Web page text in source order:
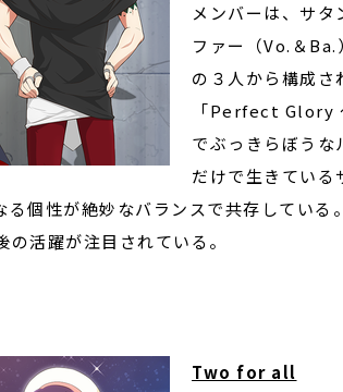
メンバーは、サ
ファー（Vo.＆Ba.
の３人から構成
「Perfect Glory
でぶっきらぼうな
だけで生きている
個性が絶妙なバランスで共存している。
活躍が注目されている。
Two for all